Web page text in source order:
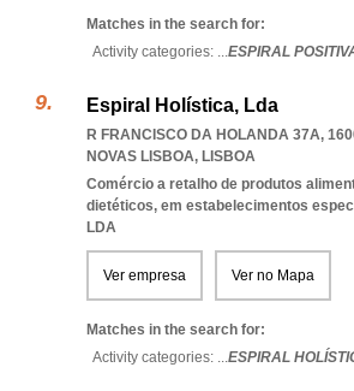
Matches in the search for:
Activity categories: ...ESPIRAL
Espiral Holística, Lda
R FRANCISCO DA HOLANDA 37A,
NOVAS LISBOA, LISBOA
Comércio a retalho de produtos
dietéticos, em estabelecimentos
LDA
Ver empresa Ver no Mapa
Matches in the search for:
Activity categories: ...ESPIRAL